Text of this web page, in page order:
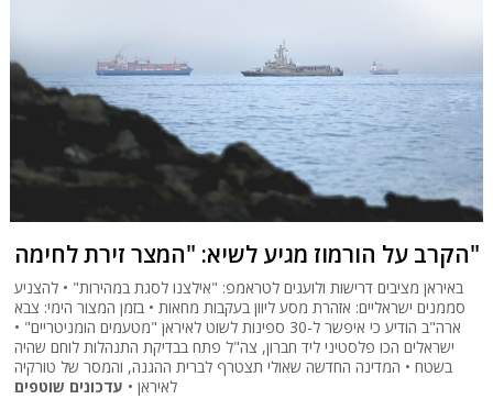
הקרב על הורמוז מגיע לשיא: "המצר זירת לחימה"
באיראן מציבים דרישות ולועגים לטראמפ: "אילצנו לסגת במהירות" • להצניע
סממנים ישראליים: אזהרת מסע ליוון בעקבות מחאות • בזמן המצור הימי: צבא
ארה"ב הודיע כי איפשר ל-30 ספינות לשוט לאיראן "מטעמים הומניטריים" •
ישראלים הכו פלסטיני ליד חברון, צה"ל פתח בבדיקת התנהלות לוחם שהיה
בשטח • המדינה החדשה שאולי תצטרף לברית ההגנה, והמסר של טורקיה
לאיראן • עדכונים שוטפים